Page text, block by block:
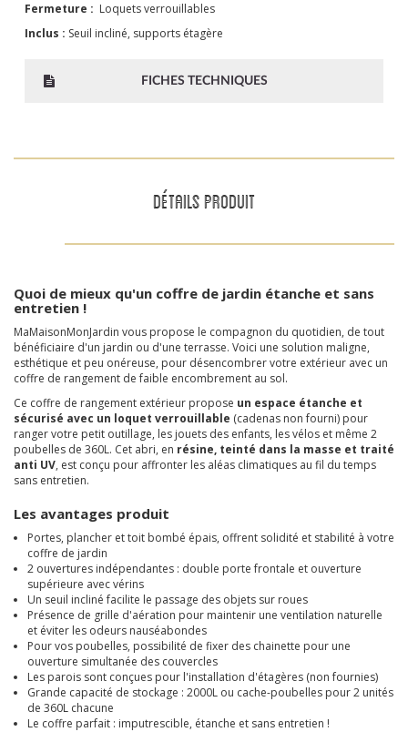
Fermeture : Loquets verrouillables
Inclus : Seuil incliné, supports étagère
FICHES TECHNIQUES
DÉTAILS PRODUIT
Quoi de mieux qu'un coffre de jardin étanche et sans
entretien !
MaMaisonMonJardin vous propose le compagnon du quotidien, de tout
bénéficiaire d'un jardin ou d'une terrasse. Voici une solution maligne,
esthétique et peu onéreuse, pour désencombrer votre extérieur avec un
coffre de rangement de faible encombrement au sol.
Ce coffre de rangement extérieur propose un espace étanche et
sécurisé avec un loquet verrouillable (cadenas non fourni) pour
ranger votre petit outillage, les jouets des enfants, les vélos et même 2
poubelles de 360L. Cet abri, en résine, teinté dans la masse et traité
anti UV, est conçu pour affronter les aléas climatiques au fil du temps
sans entretien.
Les avantages produit
Portes, plancher et toit bombé épais, offrent solidité et stabilité à votre
coffre de jardin
2 ouvertures indépendantes : double porte frontale et ouverture
supérieure avec vérins
Un seuil incliné facilite le passage des objets sur roues
Présence de grille d'aération pour maintenir une ventilation naturelle
et éviter les odeurs nauséabondes
Pour vos poubelles, possibilité de fixer des chainette pour une
ouverture simultanée des couvercles
Les parois sont conçues pour l'installation d'étagères (non fournies)
Grande capacité de stockage : 2000L ou cache-poubelles pour 2 unités
de 360L chacune
Le coffre parfait : imputrescible, étanche et sans entretien !